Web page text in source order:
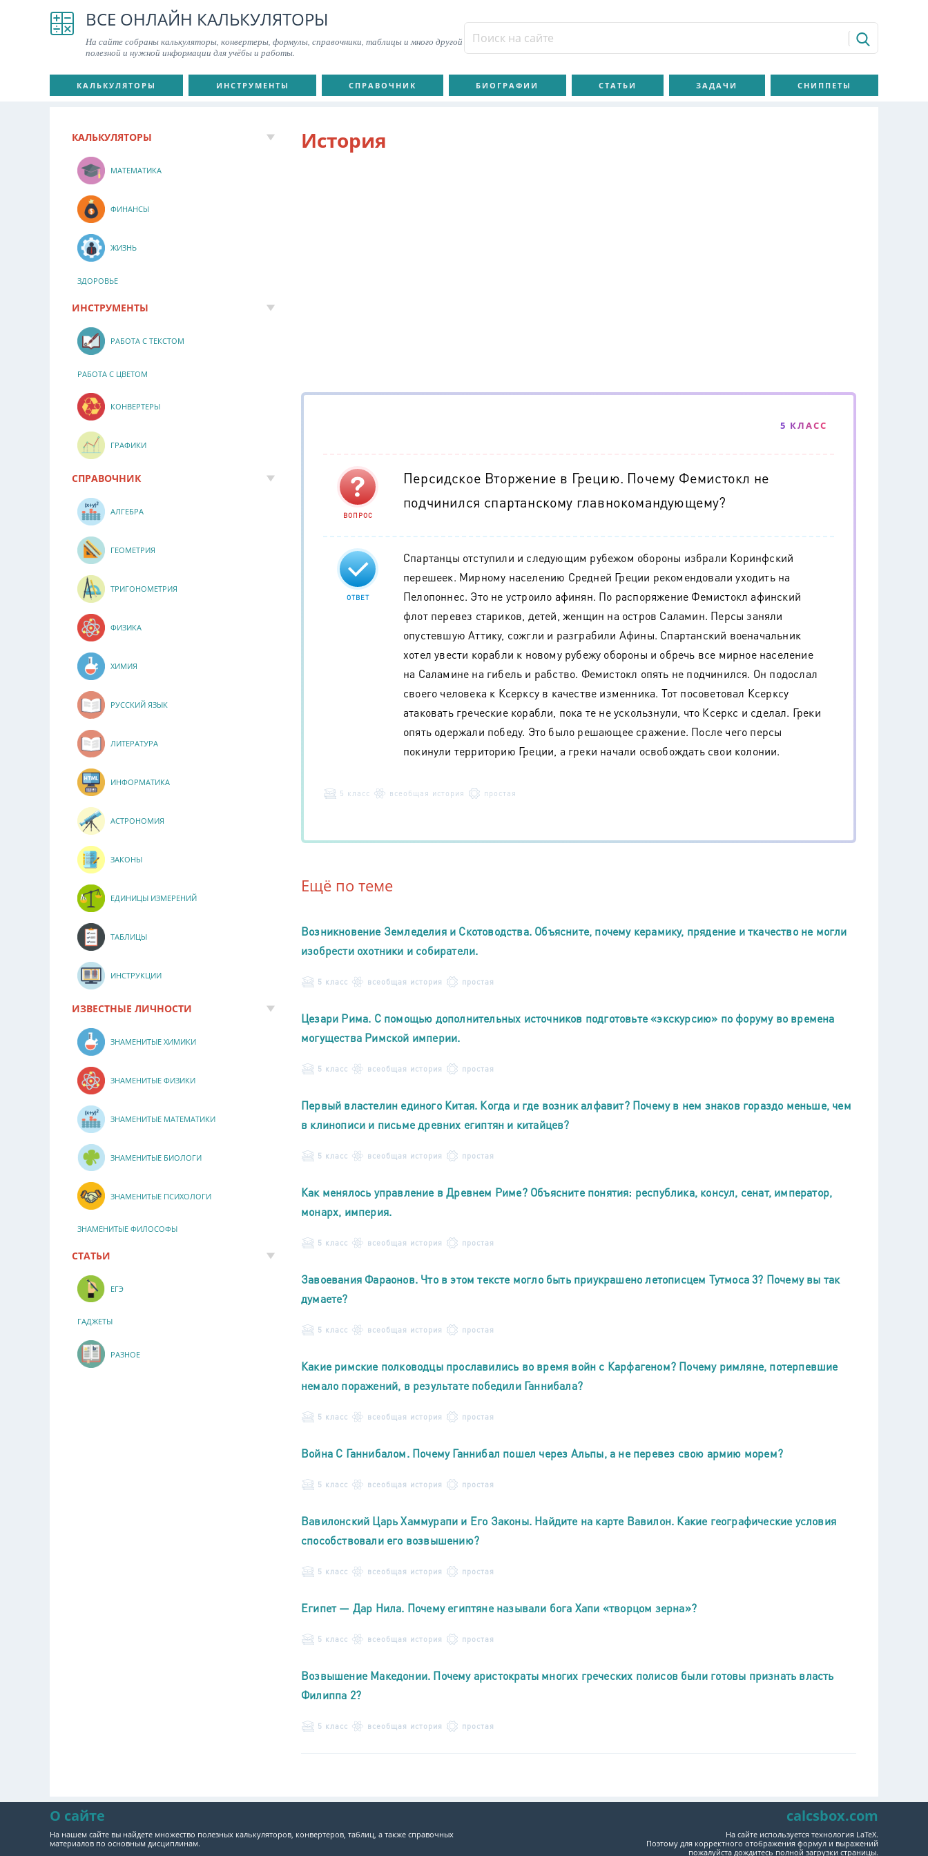
ВСЕ ОНЛАЙН КАЛЬКУЛЯТОРЫ
На сайте собраны калькуляторы, конвертеры, формулы, справочники, таблицы и много другой
полезной и нужной информации для учёбы и работы.
КАЛЬКУЛЯТОРЫ ИНСТРУМЕНТЫ СПРАВОЧНИК БИОГРАФИИ СТАТЬИ ЗАДАЧИ СНИППЕТЫ
История
5 КЛАСС
ВОПРОС
Персидское Вторжение в Грецию. Почему Фемистокл не
подчинился спартанскому главнокомандующему?
ОТВЕТ
Спартанцы отступили и следующим рубежом обороны избрали Коринфский
перешеек. Мирному населению Средней Греции рекомендовали уходить на
Пелопоннес. Это не устроило афинян. По распоряжение Фемистокл афинский
флот перевез стариков, детей, женщин на остров Саламин. Персы заняли
опустевшую Аттику, сожгли и разграбили Афины. Спартанский военачальник
хотел увести корабли к новому рубежу обороны и обречь все мирное население
на Саламине на гибель и рабство. Фемистокл опять не подчинился. Он подослал
своего человека к Ксерксу в качестве изменника. Тот посоветовал Ксерксу
атаковать греческие корабли, пока те не ускользнули, что Ксеркс и сделал. Греки
опять одержали победу. Это было решающее сражение. После чего персы
покинули территорию Греции, а греки начали освобождать свои колонии.
5 класс всеобщая история простая
Ещё по теме
Возникновение Земледелия и Скотоводства. Объясните, почему керамику, прядение и ткачество не могли
изобрести охотники и собиратели.
5 класс всеобщая история простая
Цезари Рима. С помощью дополнительных источников подготовьте «экскурсию» по форуму во времена
могущества Римской империи.
5 класс всеобщая история простая
Первый властелин единого Китая. Когда и где возник алфавит? Почему в нем знаков гораздо меньше, чем
в клинописи и письме древних египтян и китайцев?
5 класс всеобщая история простая
Как менялось управление в Древнем Риме? Объясните понятия: республика, консул, сенат, император,
монарх, империя.
5 класс всеобщая история простая
Завоевания Фараонов. Что в этом тексте могло быть приукрашено летописцем Тутмоса 3? Почему вы так
думаете?
5 класс всеобщая история простая
Какие римские полководцы прославились во время войн с Карфагеном? Почему римляне, потерпевшие
немало поражений, в результате победили Ганнибала?
5 класс всеобщая история простая
Война С Ганнибалом. Почему Ганнибал пошел через Альпы, а не перевез свою армию морем?
5 класс всеобщая история простая
Вавилонский Царь Хаммурапи и Его Законы. Найдите на карте Вавилон. Какие географические условия
способствовали его возвышению?
5 класс всеобщая история простая
Египет — Дар Нила. Почему египтяне называли бога Хапи «творцом зерна»?
5 класс всеобщая история простая
Возвышение Македонии. Почему аристократы многих греческих полисов были готовы признать власть
Филиппа 2?
5 класс всеобщая история простая
КАЛЬКУЛЯТОРЫ
МАТЕМАТИКА
ФИНАНСЫ
ЖИЗНЬ
ЗДОРОВЬЕ
ИНСТРУМЕНТЫ
РАБОТА С ТЕКСТОМ
РАБОТА С ЦВЕТОМ
КОНВЕРТЕРЫ
ГРАФИКИ
СПРАВОЧНИК
АЛГЕБРА
ГЕОМЕТРИЯ
ТРИГОНОМЕТРИЯ
ФИЗИКА
ХИМИЯ
РУССКИЙ ЯЗЫК
ЛИТЕРАТУРА
ИНФОРМАТИКА
АСТРОНОМИЯ
ЗАКОНЫ
ЕДИНИЦЫ ИЗМЕРЕНИЙ
ТАБЛИЦЫ
ИНСТРУКЦИИ
ИЗВЕСТНЫЕ ЛИЧНОСТИ
ЗНАМЕНИТЫЕ ХИМИКИ
ЗНАМЕНИТЫЕ ФИЗИКИ
ЗНАМЕНИТЫЕ МАТЕМАТИКИ
ЗНАМЕНИТЫЕ БИОЛОГИ
ЗНАМЕНИТЫЕ ПСИХОЛОГИ
ЗНАМЕНИТЫЕ ФИЛОСОФЫ
СТАТЬИ
ЕГЭ
ГАДЖЕТЫ
РАЗНОЕ
О сайте
На нашем сайте вы найдете множество полезных калькуляторов, конвертеров, таблиц, а также справочных
материалов по основным дисциплинам.
calcsbox.com
На сайте используется технология LaTeX.
Поэтому для корректного отображения формул и выражений
пожалуйста дождитесь полной загрузки страницы.